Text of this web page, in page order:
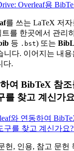
Overleaf용
를 쓰는 LaTeX 저
를 한곳에서 관리
등 .bst) 또는
니다. 이어지는 내
다.
여 BibTeX 참
를 찾고 계신가
와 연동하여
구를 찾고 계신가요
헌, 인용, 참고 문헌